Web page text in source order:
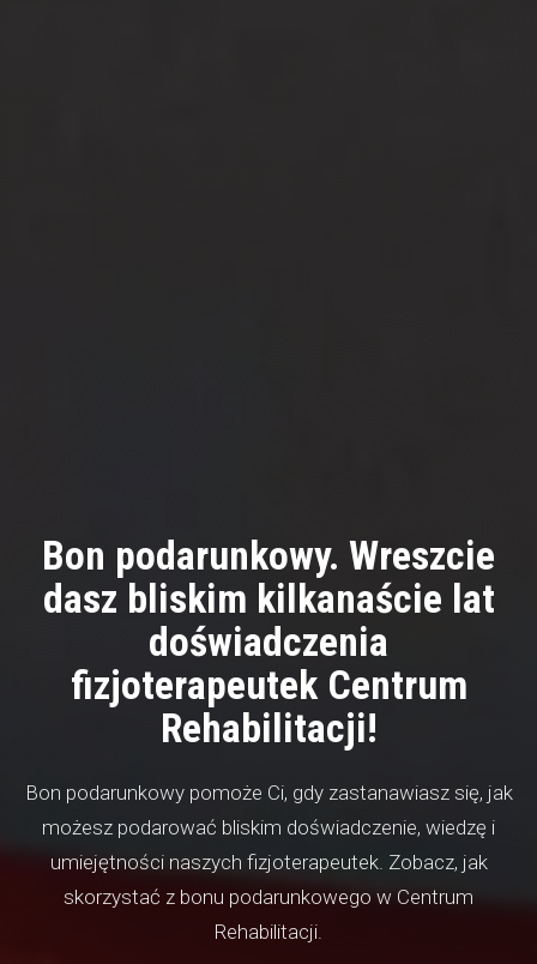
Bon podarunkowy. Wreszcie
dasz bliskim kilkanaście lat
doświadczenia
fizjoterapeutek Centrum
Rehabilitacji!
Bon podarunkowy pomoże Ci, gdy zastanawiasz się, jak
możesz podarować bliskim doświadczenie, wiedzę i
umiejętności naszych fizjoterapeutek. Zobacz, jak
skorzystać z bonu podarunkowego w Centrum
Rehabilitacji.